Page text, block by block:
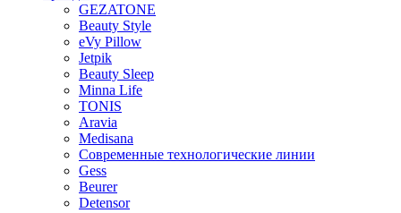
GEZATONE
Beauty Style
eVy Pillow
Jetpik
Beauty Sleep
Minna Life
TONIS
Aravia
Medisana
Современные технологические линии
Gess
Beurer
Detensor